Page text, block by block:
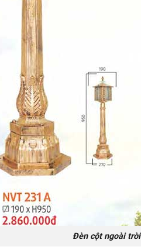
cột ngoài trời